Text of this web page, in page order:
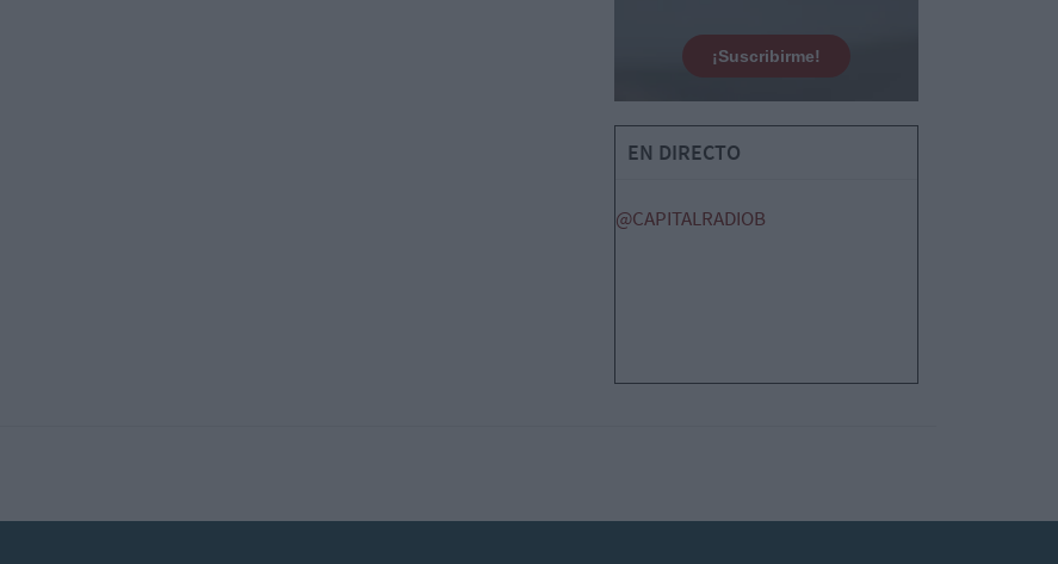
¡Suscribirme!
EN DIRECTO
@CAPITALRADIOB